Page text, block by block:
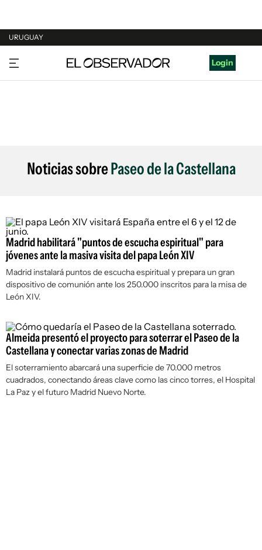
URUGUAY
URUGUAY
ARGENTINA
Login
Noticias sobrePaseo de la Castellana
Madrid habilitará "puntos de escucha espiritual" para
jóvenes ante la masiva visita del papa León XIV
Madrid instalará puntos de escucha espiritual y prepara un gran
dispositivo de comunión ante los 250.000 inscritos para la misa de
León XIV.
Almeida presentó el proyecto para soterrar el Paseo de la
Castellana y conectar varias zonas de Madrid
El soterramiento abarcará una superficie de 70.000 metros
cuadrados, conectando áreas clave como las cinco torres, el Hospital
La Paz y el futuro Madrid Nuevo Norte.